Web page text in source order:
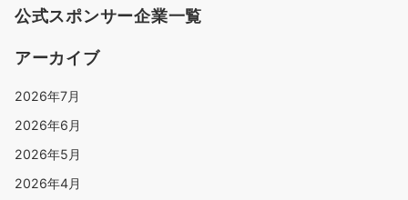
公式スポンサー企業一覧
アーカイブ
2026年7月
2026年6月
2026年5月
2026年4月